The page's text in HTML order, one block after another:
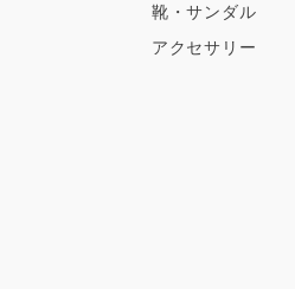
靴・サンダル
アクセサリー